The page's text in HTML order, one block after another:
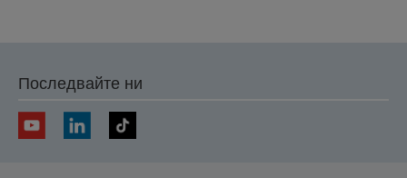
Последвайте ни